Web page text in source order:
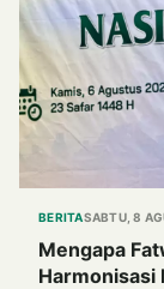
BERITASABTU, 8
Mengapa
Harmonisasi